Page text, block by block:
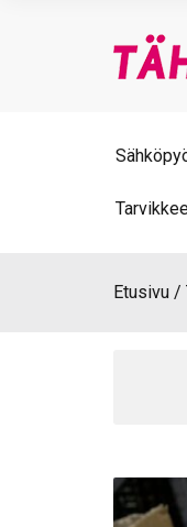
Etusivu